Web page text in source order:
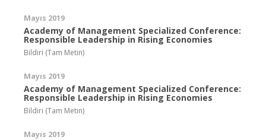
Mayıs 2019
Academy of Management Specialized Conference:
Responsible Leadership in Rising Economies
Bildiri (Tam Metin)
Mayıs 2019
Academy of Management Specialized Conference:
Responsible Leadership in Rising Economies
Bildiri (Tam Metin)
Mayıs 2019